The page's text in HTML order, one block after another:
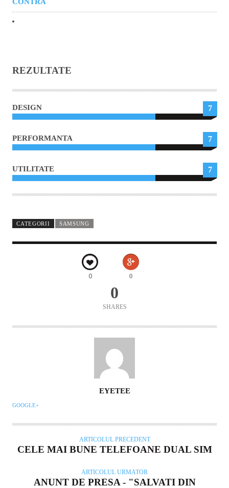
REZULTATE
DESIGN 7
PERFORMANTA 7
UTILITATE 7
CATEGORII SAMSUNG
0 0
0
SHARES
EYETEE
GOOGLE+
ARTICOLUL PRECEDENT
CELE MAI BUNE TELEFOANE DUAL SIM
ARTICOLUL URMATOR
ANUNT DE PRESA - "SALVATI DIN